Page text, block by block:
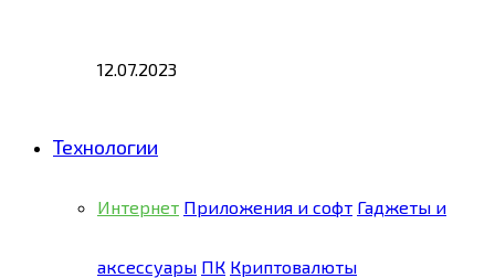
12.07.2023
Технологии
Интернет Приложения и софт Гаджеты и
аксессуары ПК Криптовалюты